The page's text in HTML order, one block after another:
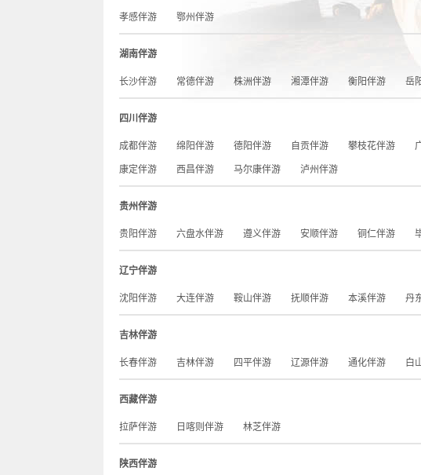
孝感伴游 鄂州伴游
湖南伴游
长沙伴游 常德伴游 株洲伴游 湘潭伴游 衡阳伴游 岳
四川伴游
成都伴游 绵阳伴游 德阳伴游 自贡伴游 攀枝花伴游
康定伴游 西昌伴游 马尔康伴游 泸州伴游
贵州伴游
贵阳伴游 六盘水伴游 遵义伴游 安顺伴游 铜仁伴游
辽宁伴游
沈阳伴游 大连伴游 鞍山伴游 抚顺伴游 本溪伴游 丹
吉林伴游
长春伴游 吉林伴游 四平伴游 辽源伴游 通化伴游 白
西藏伴游
拉萨伴游 日喀则伴游 林芝伴游
陕西伴游